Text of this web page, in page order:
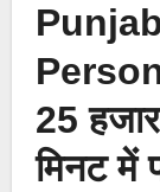
25
मिनट में